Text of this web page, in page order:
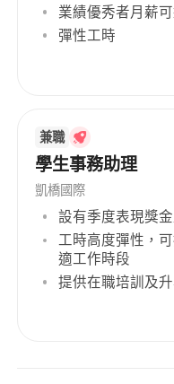
業績優秀者月薪
彈性工時
兼職
學生事務助理
凱橋國際
設有季度表現獎
工時高度彈性，
適工作時段
提供在職培訓及